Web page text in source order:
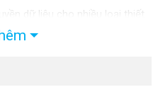
dữ liệu cho nhiều loại thiết
và phụ kiện. Đây là phụ kiện lý
tối ưu hóa không gian và
theo nhiều sợi cáp riêng lẻ.